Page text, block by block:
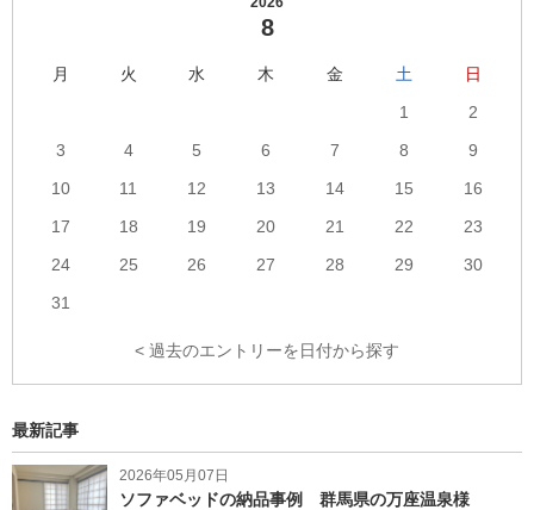
8
月 火 水 木 金 土
日
1
2
3
4 5 6 7 8
9
10
11 12 13 14 15
16
17
18 19 20 21 22
23
24
25 26 27 28 29
30
31
< 過去のエントリーを日付から探す
最新記事
2026年05月07日
ソファベッドの納品事例 群馬県の万座温泉様